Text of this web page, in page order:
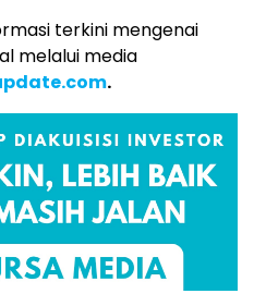
terkini mengenai
melalui media
.